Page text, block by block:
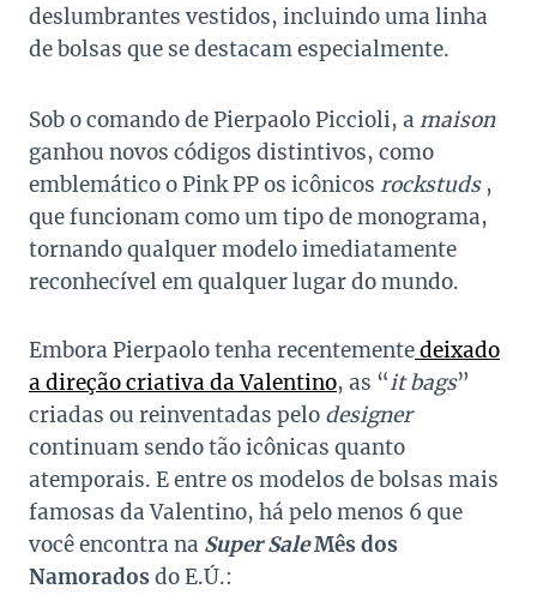
deslumbrantes vestidos, incluindo uma linha
de bolsas que se destacam especialmente.
Sob o comando de Pierpaolo Piccioli, a maison
ganhou novos códigos distintivos, como
emblemático o Pink PP os icônicos rockstuds,
que funcionam como um tipo de monograma,
tornando qualquer modelo imediatamente
reconhecível em qualquer lugar do mundo.
Embora Pierpaolo tenha recentementedeixado
a direção criativa da Valentino, as “it bags”
criadas ou reinventadas pelo designer
continuam sendo tão icônicas quanto
atemporais. E entre os modelos de bolsas mais
famosas da Valentino, há pelo menos 6 que
você encontra na Super SaleMês dos
Namorados do E.Ú.: